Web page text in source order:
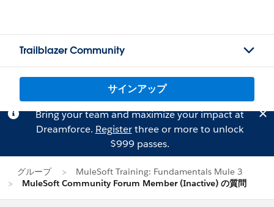
Trailblazer Community
サインアップ
Bring your team and maximize your impact at
Dreamforce. Registerthree or more to unlock
$999 passes.
グループ
MuleSoft Training: Fundamentals Mule 3
MuleSoft Community Forum Member (Inactive) の質問